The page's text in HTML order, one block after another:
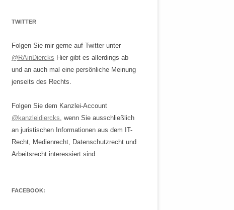
TWITTER
Folgen Sie mir gerne auf Twitter unter
@RAinDiercks Hier gibt es allerdings ab
und an auch mal eine persönliche Meinung
jenseits des Rechts.
Folgen Sie dem Kanzlei-Account
@kanzleidiercks, wenn Sie ausschließlich
an juristischen Informationen aus dem IT-
Recht, Medienrecht, Datenschutzrecht und
Arbeitsrecht interessiert sind.
FACEBOOK: